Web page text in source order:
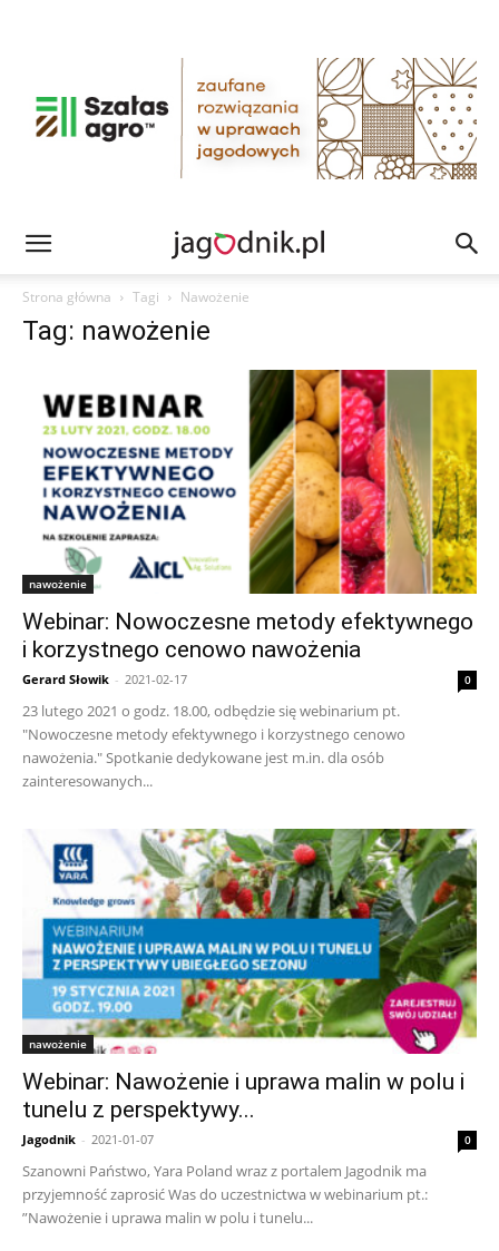
Strona główna Tagi Nawożenie
Tag: nawożenie
nawożenie
Webinar: Nowoczesne metody efektywnego
i korzystnego cenowo nawożenia
Gerard Słowik - 2021-02-17 0
23 lutego 2021 o godz. 18.00, odbędzie się webinarium pt.
"Nowoczesne metody efektywnego i korzystnego cenowo
nawożenia." Spotkanie dedykowane jest m.in. dla osób
zainteresowanych...
nawożenie
Webinar: Nawożenie i uprawa malin w polu i
tunelu z perspektywy...
Jagodnik - 2021-01-07 0
Szanowni Państwo, Yara Poland wraz z portalem Jagodnik ma
przyjemność zaprosić Was do uczestnictwa w webinarium pt.:
”Nawożenie i uprawa malin w polu i tunelu...